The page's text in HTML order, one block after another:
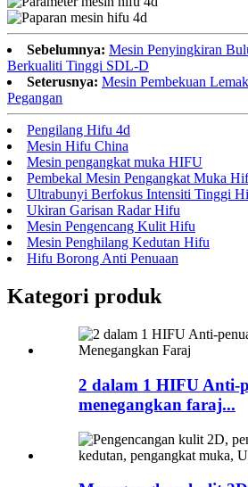
Sebelumnya: Mesin Penyingkiran
Berkualiti Tinggi SDL-D
Seterusnya: Mesin Pembekuan
Pegangan
Pengilang Hifu 4d
Mesin Hifu China
Mesin pengangkat muka HIFU
Pembekal Mesin Pengangkat Muka
Ultrabunyi Berfokus Intensiti Tinggi
Ukiran Garisan Radar Hifu
Mesin Pengencang Kulit Hifu
Mesin Penghilang Kedutan Hifu
Hifu Borong Anti Penuaan
Kategori produk
2 dalam 1 HIFU Anti-
menegangkan faraj...